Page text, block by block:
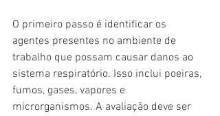
O primeiro passo é identificar os
agentes presentes no ambiente de
trabalho que possam causar danos ao
sistema respiratório. Isso inclui poeiras,
fumos, gases, vapores e
microrganismos. A avaliação deve ser